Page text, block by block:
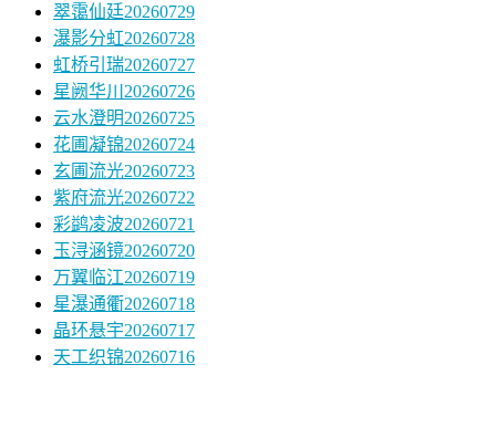
翠霭仙廷20260729
瀑影分虹20260728
虹桥引瑞20260727
星阙华川20260726
云水澄明20260725
花圃凝锦20260724
玄圃流光20260723
紫府流光20260722
彩鹢凌波20260721
玉浔涵镜20260720
万翼临江20260719
星瀑通衢20260718
晶环悬宇20260717
天工织锦20260716